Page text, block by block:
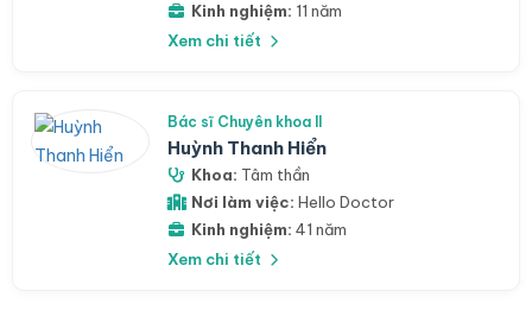
Kinh nghiệm: 11 năm
Xem chi tiết
Bác sĩ Chuyên khoa II
Huỳnh Thanh Hiển
Khoa: Tâm thần
Nơi làm việc: Hello Doctor
Kinh nghiệm: 41 năm
Xem chi tiết